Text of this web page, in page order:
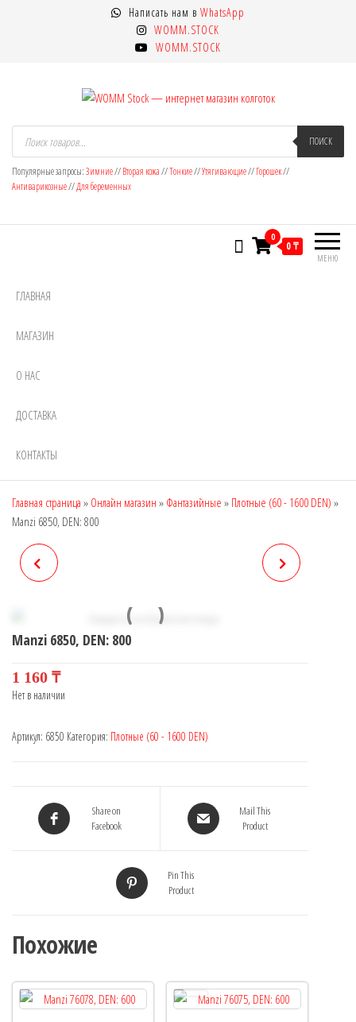
Написать нам в WhatsApp
WOMM.STOCK
WOMM.STOCK
WOMM Stock — интернет магазин
колготок
Колготки MANZI, Naja Street тонкие,
фантазийные, чулки, лосины
Поиск
товаров ПОИСК
Популярные запросы:Зимние//Вторая кожа//Тонкие//Утягивающие//Горошек//
Антиварикозные//Для беременных
МЕНЮ
0
0 ₸
ГЛАВНАЯ
МАГАЗИН
О НАС
ДОСТАВКА
КОНТАКТЫ
Главная страница » Онлайн магазин » Фантазийные » Плотные (60 - 1600 DEN) »
Manzi 6850, DEN: 800
Manzi 6850, DEN: 800
1 160 ₸
Нет в наличии
Артикул: 6850 Категория: Плотные (60 - 1600 DEN)
Share on
Facebook
Mail This
Product
Pin This
Product
Похожие